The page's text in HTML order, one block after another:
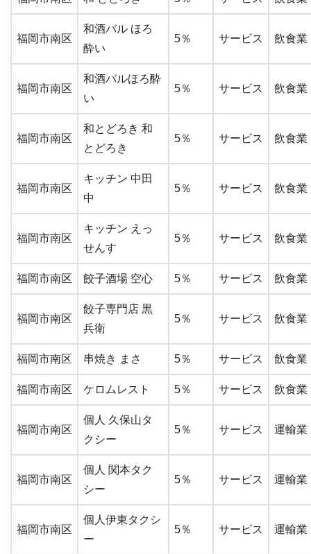
福岡市南区
和酒バル ほろ
酔い
5％ サービス 飲食業
福岡市南区
和酒バルほろ酔
い
5％ サービス 飲食業
福岡市南区
和とどろき 和
とどろき
5％ サービス 飲食業
福岡市南区
キッチン 中田
中
5％ サービス 飲食業
福岡市南区
キッチン えっ
せんす
5％ サービス 飲食業
福岡市南区 餃子酒場 空心 5％ サービス 飲食業
福岡市南区
餃子専門店 黒
兵衛
5％ サービス 飲食業
福岡市南区 串焼き まさ 5％ サービス 飲食業
福岡市南区 ケロムレスト 5％ サービス 飲食業
福岡市南区
個人 久保山タ
クシー
5％ サービス 運輸業
福岡市南区
個人 関本タク
シー
5％ サービス 運輸業
福岡市南区
個人伊東タクシ
ー
5％ サービス 運輸業